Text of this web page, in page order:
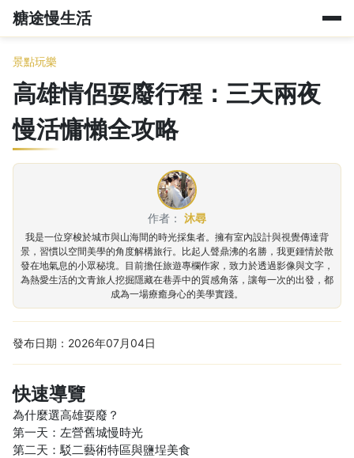
糖途慢生活
景點玩樂
高雄情侶耍廢行程：三天兩夜
慢活慵懶全攻略
作者： 沐尋
我是一位穿梭於城市與山海間的時光採集者。擁有室內設計與視覺傳達背
景，習慣以空間美學的角度解構旅行。比起人聲鼎沸的名勝，我更鍾情於散
發在地氣息的小眾秘境。目前擔任旅遊專欄作家，致力於透過影像與文字，
為熱愛生活的文青旅人挖掘隱藏在巷弄中的質感角落，讓每一次的出發，都
成為一場療癒身心的美學實踐。
發布日期：2026年07月04日
快速導覽
為什麼選高雄耍廢？
第一天：左營舊城慢時光
第二天：駁二藝術特區與鹽埕美食